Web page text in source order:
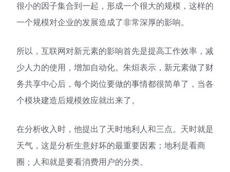
很小的因子集合到一起，形成一个很大的规模，这样的
一个规模对企业的发展造成了非常深厚的影响。
所以，互联网对新元素的影响首先是提高工作效率，减
少人力的使用，增加自动化。朱烜表示，新元素做了财
务共享中心后，每个岗位要做的事情都很简单了，当各
个模块建造后规模效应就出来了。
在分析收入时，他提出了天时地利人和三点。天时就是
天气，这是分析生意好坏的最重要因素；地利是看商
圈；人和就是要看消费用户的分类。